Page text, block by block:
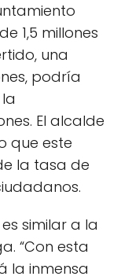
1,5 millones
una
podría
El alcalde
que este
la tasa de
similar a la
“Con esta
la inmensa